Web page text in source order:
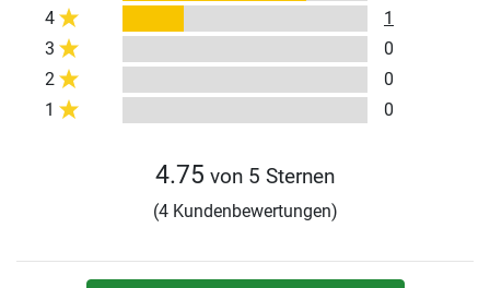
4
1
3
0
2
0
1
0
4.75 von 5 Sternen
(4 Kundenbewertungen)